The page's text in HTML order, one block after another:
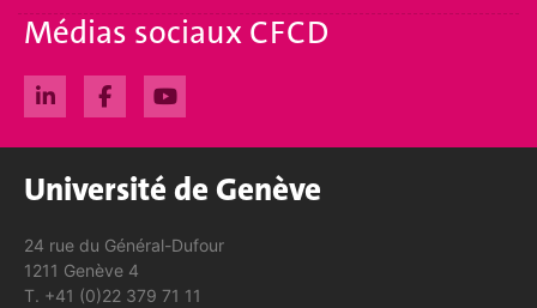
Médias sociaux CFCD
Université de Genève
24 rue du Général-Dufour
1211 Genève 4
T. +41 (0)22 379 71 11